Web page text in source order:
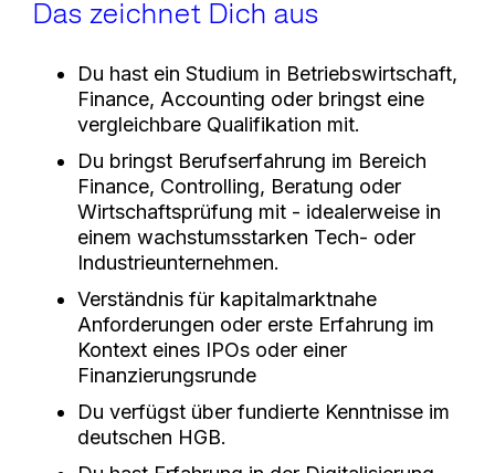
Das zeichnet Dich aus
Du hast ein Studium in Betriebswirtschaft,
Finance, Accounting oder bringst eine
vergleichbare Qualifikation mit.
Du bringst Berufserfahrung im Bereich
Finance, Controlling, Beratung oder
Wirtschaftsprüfung mit - idealerweise in
einem wachstumsstarken Tech- oder
Industrieunternehmen.
Verständnis für kapitalmarktnahe
Anforderungen oder erste Erfahrung im
Kontext eines IPOs oder einer
Finanzierungsrunde
Du verfügst über fundierte Kenntnisse im
deutschen HGB.